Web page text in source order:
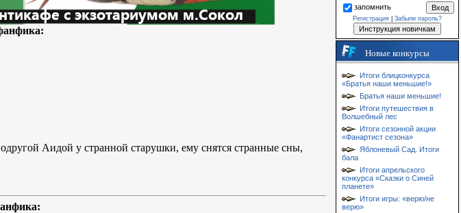
Аидой у странной старушки, ему снятся странные сны,
запомнить
Регистрация Забыли пароль?
Новые конкурсы
Итоги блицконкурса
«Братья наши меньшие!»
Братья наши меньшие!
Итоги путешествия в
Волшебный лес
Итоги сезонной акции
«Фанартист сезона»
Яблоневый Сад. Итоги
бала
Итоги апрельского
конкурса «Сказки о Синей
планете»
Итоги игры: «верю/не
верю»